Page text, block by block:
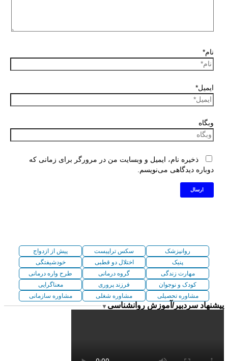
نام*
ایمیل*
وبگاه
ذخیره نام، ایمیل و وبسایت من در مرورگر برای زمانی که
دوباره دیدگاهی می‌نویسم.
روانپزشک سکس تراپیست
پیش از ازدواج
پنیک
اختلال دو قطبی
خودشیفتگی
مهارت زندگی
گروه درمانی
طرح واره درمانی
کودک و نوجوان
فرزند پروری
معناگرایی
مشاوره تحصیلی
مشاوره شغلی مشاوره سازمانی
پیشنهاد سردبیر/آموزش روانشناسی ▼